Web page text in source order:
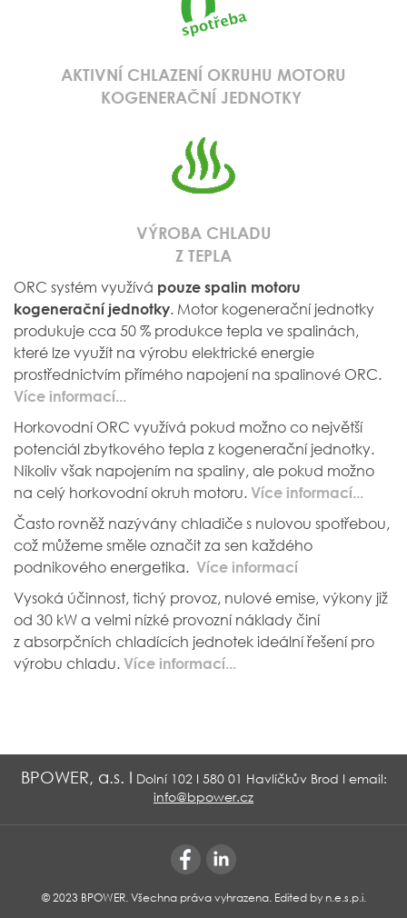
AKTIVNÍ CHLAZENÍ OKRUHU MOTORU
KOGENERAČNÍ JEDNOTKY
VÝROBA CHLADU
Z TEPLA
ORC systém využívá pouze spalin motoru
kogenerační jednotky. Motor kogenerační jednotky
produkuje cca 50 % produkce tepla ve spalinách,
které lze využít na výrobu elektrické energie
prostřednictvím přímého napojení na spalinové ORC.
Více informací...
Horkovodní ORC využívá pokud možno co největší
potenciál zbytkového tepla z kogenerační jednotky.
Nikoliv však napojením na spaliny, ale pokud možno
na celý horkovodní okruh motoru. Více informací...
Často rovněž nazývány chladiče s nulovou spotřebou,
což můžeme směle označit za sen každého
podnikového energetika. Více informací
Vysoká účinnost, tichý provoz, nulové emise, výkony již
od 30 kW a velmi nízké provozní náklady činí
z absorpčních chladících jednotek ideální řešení pro
výrobu chladu. Více informací...
BPOWER, a.s. I Dolní 102 I 580 01 Havlíčkův Brod I email:
info@bpower.cz
© 2023 BPOWER. Všechna práva vyhrazena. Edited by n.e.s.p.i.